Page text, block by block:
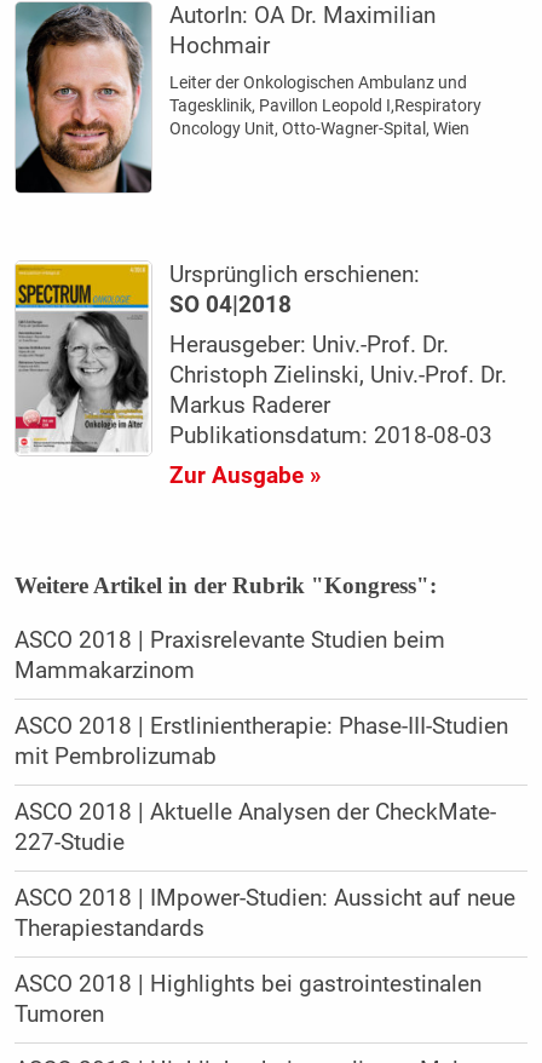
AutorIn: OA Dr. Maximilian
Hochmair
Leiter der Onkologischen Ambulanz und
Tagesklinik, Pavillon Leopold I,Respiratory
Oncology Unit, Otto-Wagner-Spital, Wien
Ursprünglich erschienen:
SO 04|2018
Herausgeber: Univ.-Prof. Dr.
Christoph Zielinski, Univ.-Prof. Dr.
Markus Raderer
Publikationsdatum: 2018-08-03
Zur Ausgabe »
Weitere Artikel in der Rubrik "Kongress":
ASCO 2018 | Praxisrelevante Studien beim
Mammakarzinom
ASCO 2018 | Erstlinientherapie: Phase-III-Studien
mit Pembrolizumab
ASCO 2018 | Aktuelle Analysen der CheckMate-
227-Studie
ASCO 2018 | IMpower-Studien: Aussicht auf neue
Therapiestandards
ASCO 2018 | Highlights bei gastrointestinalen
Tumoren